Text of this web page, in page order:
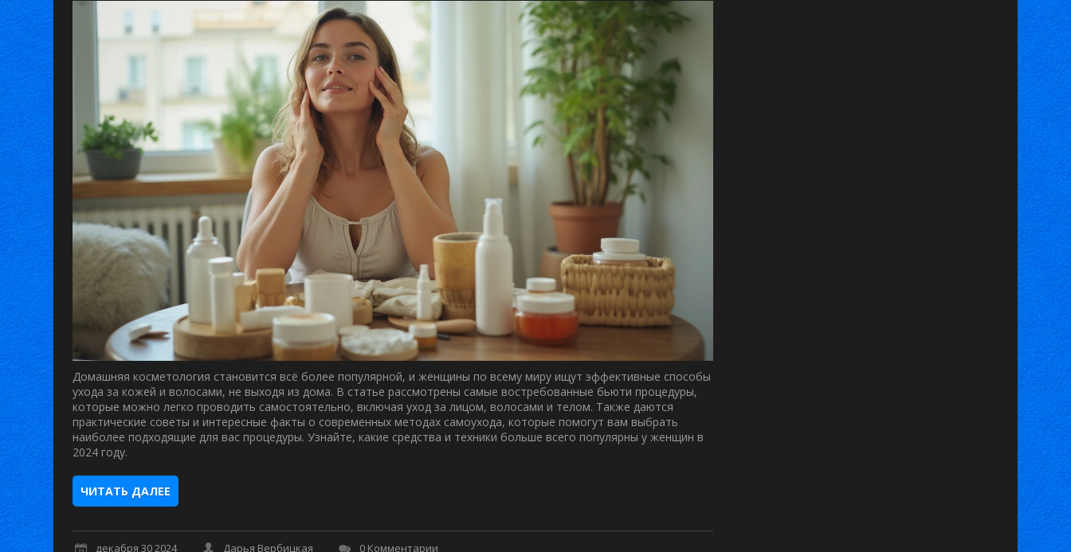
Домашняя косметология становится всё более популярной, и женщины по всему миру ищут эффективные способы
ухода за кожей и волосами, не выходя из дома. В статье рассмотрены самые востребованные бьюти процедуры,
которые можно легко проводить самостоятельно, включая уход за лицом, волосами и телом. Также даются
практические советы и интересные факты о современных методах самоухода, которые помогут вам выбрать
наиболее подходящие для вас процедуры. Узнайте, какие средства и техники больше всего популярны у женщин в
2024 году.
ЧИТАТЬ ДАЛЕЕ
декабря 30 2024 Дарья Вербицкая 0 Комментарии